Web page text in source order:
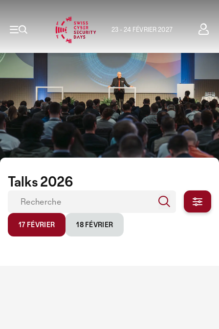
23 - 24 FÉVRIER 2027
Talks 2026
17 FÉVRIER 18 FÉVRIER